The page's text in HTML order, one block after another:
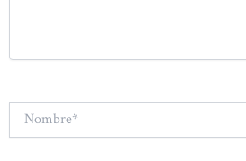
Nombre*